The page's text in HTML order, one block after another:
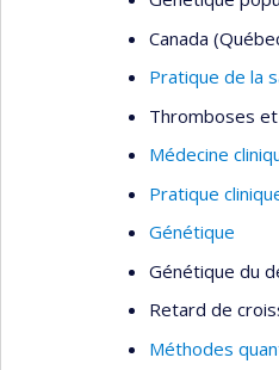
global/mondial, à
l’autonomisation, en
femme, de la fille et
Francophonie.
Pour y arriver, elle a
institutionnelles et la
numérique
de compétences
matérielles et
Canada
Pratique de la
Thromboses
Médecine
Pratique
Génétique
Génétique du
Retard de
Méthodes